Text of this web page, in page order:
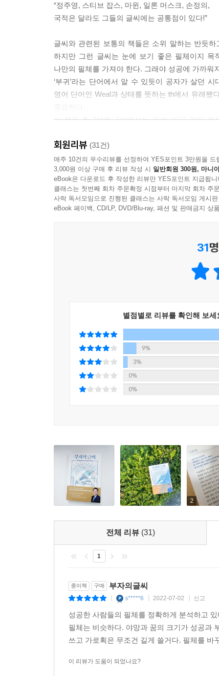
--- p.112
사실을 알아낸 것이다. 그래서 직접 실험에 나섰
가로선을 길게 쓰라고 했더니 실제로 효과가 있다
--- p.128
“정주영, 스티브 잡스, 마윈, 일론 머스크, 손정의,
국적은 달라도 그들의 글씨에는 공통점이 있다!”
글씨와 관련된 보통의 책들은 소위 말하는 반듯
하지만 그런 글씨는 눈에 보기 좋은 필체이지
나만의 필체를 가져야 한다. 그래야 성공에 가까워
‘부귀’라는 단어에서 알 수 있듯이 공자가 살던
영어 단어인 Weal과 상태를 뜻하는 th에서 유래됐
이 책은 총 2부로, 1부에서는 우선, 미국 경제 전
베조스, 일론 머스크, 마크 저커버그, 카를로스
고노스케, 손정의, 수닐 미탈, 알리코 단고테 등 35
2부에서는 부자의 글씨체를 연습하여 부자가 되
좋다. 이 책에서 제시하는 방법으로 연습하면 우
부자가 될 것이다. 부단한 노력과 연습만이 당신
“지금 시작하고 나중에 완벽해져라.”
이 책에 실린 따라 쓰기 문장들은 모두 부자들
가득하다. 그리고 이를 통해 부자들의 필체를 익히
이 책은, 원하는 인간상을 설정하고 그에 맞는
예를 들면, 정주영, 이병철 회장 등의 필적 특
있도록 했다.
당신의 성공은 더 앞당겨질 것이다.
회원리뷰 (31건)
매주 10건의 우수리뷰를 선정하여 YES포인트 3만원을 드
3,000원 이상 구매 후 리뷰 작성 시 일반회원 300원, 마니
eBook은 다운로드 후 작성한 리뷰만 YES포인트 지급됩니
클래스는 첫번째 회차 주문확정 시점부터 마지막 회차 주
사락 독서모임으로 진행된 클래스는 사락 독서모임 게시
eBook 페이백, CD/LP, DVD/Blu-ray, 패션 및 판매금지 상
31
별점별로 리뷰를 확인해 보세
9%
3%
0%
0%
2
전체 리뷰 (31)
1
종이책 구매 부자의글씨
s*****6 2022-07-02 신고
성공한 사람들의 필체를 정확하게 분석하고
필체는 비슷하다. 야망과 꿈의 크기가 성공과
쓰고 가로획은 무조건 길게 쓸거다. 필체를
이 리뷰가 도움이 되었나요?